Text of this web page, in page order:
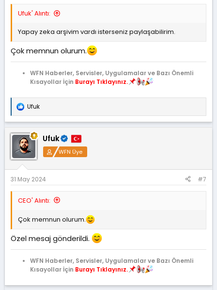
Ufuk' Alıntı:
Yapay zeka arşivim vardı isterseniz paylaşabilirim.
Çok memnun olurum.
WFN Haberler, Servisler, Uygulamalar ve Bazı Önemli
Kısayollar İçin Burayı Tıklayınız.
T
e
p
k
i
l
e
:
Ufuk
Ufuk
WFN Üye
31 May 2024 #7
CEO' Alıntı:
Çok memnun olurum.
Özel mesaj gönderildi.
WFN Haberler, Servisler, Uygulamalar ve Bazı Önemli
Kısayollar İçin Burayı Tıklayınız.